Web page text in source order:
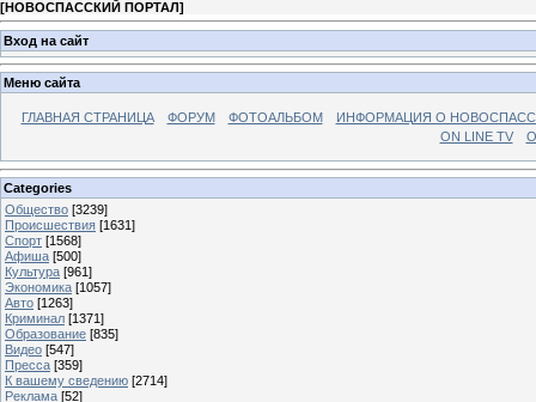
[НОВОСПАССКИЙ ПОРТАЛ]
Вход на сайт
Меню сайта
ГЛАВНАЯ СТРАНИЦА ФОРУМ ФОТОАЛЬБОМ
ИНФОРМАЦИЯ О
ON LINE TV
Categories
Общество [3239]
Происшествия [1631]
Спорт [1568]
Афиша [500]
Культура [961]
Экономика [1057]
Авто [1263]
Криминал [1371]
Образование [835]
Видео [547]
Пресса [359]
К вашему сведению [2714]
Реклама [52]